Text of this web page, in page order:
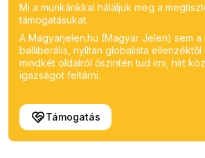
Mi a munkánkkal háláljuk meg a
támogatásukat.
A Magyarjelen.hu (Magyar Jelen) sem a
balliberális, nyíltan globalista
mindkét oldalról őszintén tud írni, hírt
igazságot feltárni.
Támogatás